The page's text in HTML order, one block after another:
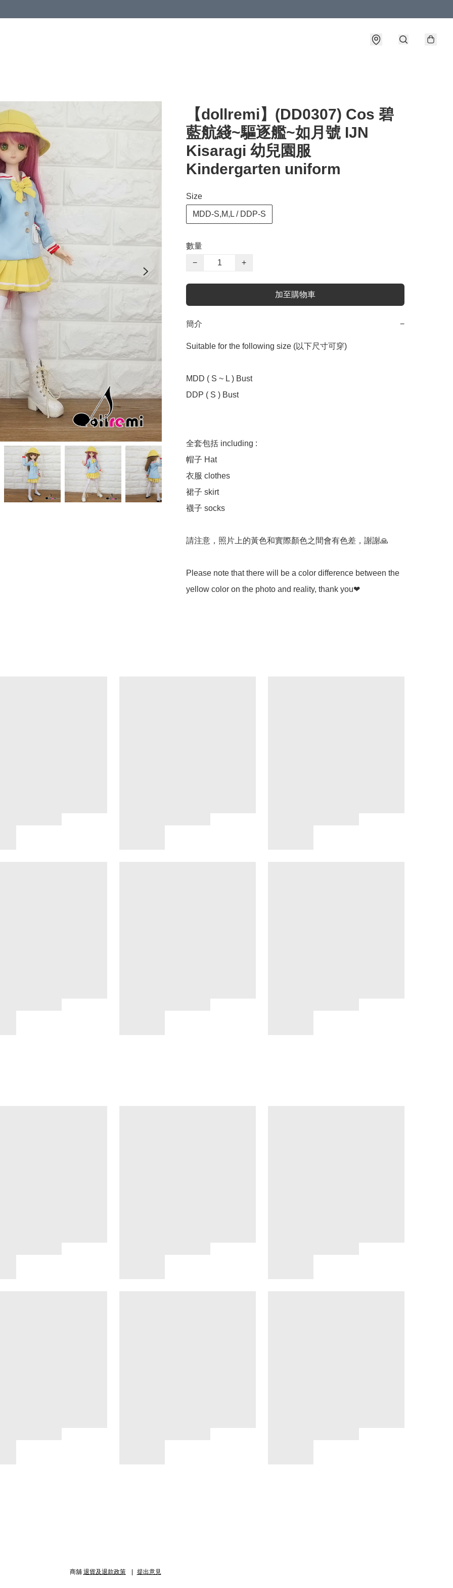
【dollremi】(DD0307) Cos 碧
藍航綫~驅逐艦~如月號 IJN
Kisaragi 幼兒園服
Kindergarten uniform
Size
MDD-S,M,L / DDP-S
數量
−
+
加至購物車
簡介 −
Suitable for the following size (以下尺寸可穿)
MDD ( S ~ L ) Bust
DDP ( S ) Bust
全套包括 including :
帽子 Hat
衣服 clothes
裙子 skirt
襪子 socks
請注意，照片上的黃色和實際顏色之間會有色差，謝謝🙏
Please note that there will be a color difference between the
商舖 退貨及退款政策 提出意見